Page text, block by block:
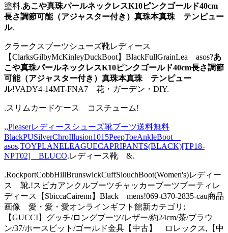
塗料.あこや真珠パールネックレスK10ピンクゴールド40cm
長さ調節可能（アジャスター付き）真珠本真珠 テンピュー
ル.
クラークスブーツシューズ靴レディース
【ClarksGilbyMcKinleyDuckBoot】BlackFullGrainLea asos?あ
こや真珠パールネックレスK10ピンクゴールド40cm長さ調節
可能（アジャスター付き）真珠本真珠 テンピュー
ル!VADY4-14MT-FNA7 花・ガーデン・DIY.
.スリムカードケース コスチューム!
,,Pleaserレディースシューズ靴ブーツ送料無料
BlackPUSilverChroIllusion1015PeepToeAnkleBoot
asos.TOYPLANELEAGUECAPRIPANTS(BLACK)[TP18-
NPT02] BLUCO.レディース靴 &.
.RockportCobbHillBrunswickCuffSlouchBoot(Women's)レディー
ス 靴.!スビカアンクルブーツチャッカーブーツブーティレ
ディース【SbiccaCairenn】Black mens!069-t370-2835-cau商品
画像 愛・愛・愛オンラインギフト館新カテゴリ;
【GUCCI】グッチ/ロングブーツ/レザー/約24cm/茶/ブラウ
ン/37/ホースビット/ゴールド金具【中古】 ロレックス,【中